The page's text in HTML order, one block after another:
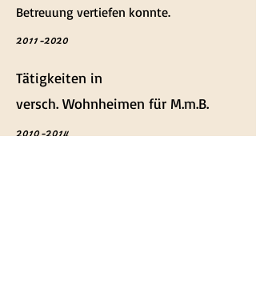
Betreuung vertiefen konnte.
2011-2020
Tätigkeiten in
versch. Wohnheimen für M.m.B.
2010-2014